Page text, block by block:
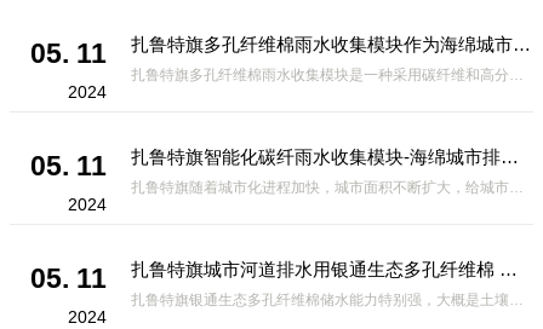
05. 11
2024
扎鲁特旗多孔纤维棉雨水收集模块作为海绵城市建设中的一种创新材料
扎鲁特旗多孔纤维棉雨水收集模块是一种采用碳纤维和高分子材料复合而成的新型材料。它拥有高度多孔的结构，能够有效吸收和储存雨水，同时利用其独特的导流设计，将雨水迅速排出，有效防止城市内涝的发生。此外，该材料还具有
05. 11
2024
扎鲁特旗智能化碳纤雨水收集模块-海绵城市排水蓄水系统的优选项
扎鲁特旗随着城市化进程加快，城市面积不断扩大，给城市带来的问题也随之增加。其中之一就是水资源的短缺。雨水收集是一种解决城市水资源短缺的有效途径。在雨水收集技术中，智能化碳纤雨水收集模块的出现，为解决城市水资源
05. 11
2024
扎鲁特旗城市河道排水用银通生态多孔纤维棉 渗透性好重量轻
扎鲁特旗银通生态多孔纤维棉储水能力特别强，大概是土壤的6倍，所以在下暴雨或者是严重的雨雪天气时，能将降水量很好的吸收掉，到了天气晴朗之后又会将这些水分蒸发到空气中。这种材料在绿化环保上能起到很大的作用，能够大